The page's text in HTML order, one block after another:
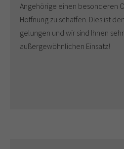
Angehörige einen besonderen
Hoffnung zu schaffen. Dies ist
gelungen und wir sind Ihnen
außergewöhnlichen Einsatz!